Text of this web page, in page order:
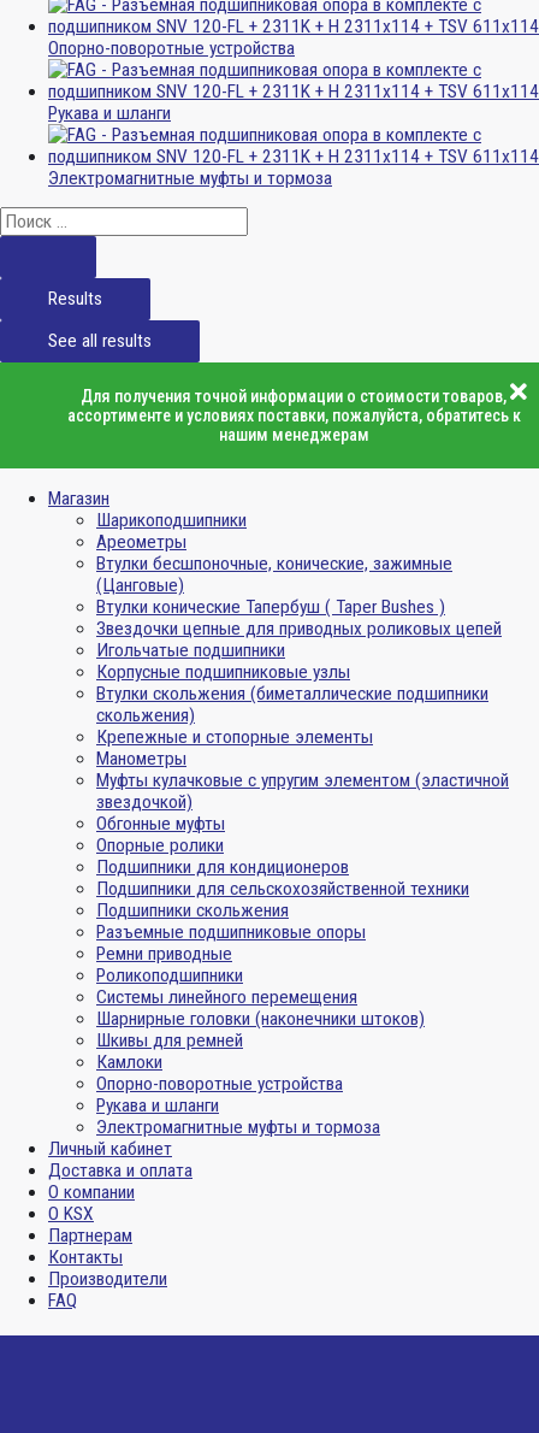
Опорно-поворотные устройства
Рукава и шланги
Электромагнитные муфты и тормоза
Results
See all results
Для получения точной информации о стоимости товаров,
ассортименте и условиях поставки, пожалуйста, обратитесь к
нашим менеджерам
Магазин
Шарикоподшипники
Ареометры
Втулки бесшпоночные, конические, зажимные
(Цанговые)
Втулки конические Тапербуш ( Taper Bushes )
Звездочки цепные для приводных роликовых цепей
Игольчатые подшипники
Корпусные подшипниковые узлы
Втулки скольжения (биметаллические подшипники
скольжения)
Крепежные и стопорные элементы
Манометры
Муфты кулачковые с упругим элементом (эластичной
звездочкой)
Обгонные муфты
Опорные ролики
Подшипники для кондиционеров
Подшипники для сельскохозяйственной техники
Подшипники скольжения
Разъемные подшипниковые опоры
Ремни приводные
Роликоподшипники
Системы линейного перемещения
Шарнирные головки (наконечники штоков)
Шкивы для ремней
Камлоки
Опорно-поворотные устройства
Рукава и шланги
Электромагнитные муфты и тормоза
Личный кабинет
Доставка и оплата
О компании
О KSX
Партнерам
Контакты
Производители
FAQ